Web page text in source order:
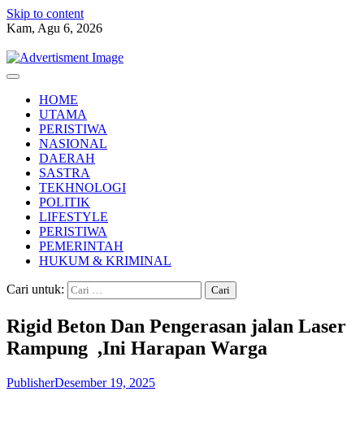
Skip to content
Kam, Agu 6, 2026
HOME
UTAMA
PERISTIWA
NASIONAL
DAERAH
SASTRA
TEKHNOLOGI
POLITIK
LIFESTYLE
PERISTIWA
PEMERINTAH
HUKUM & KRIMINAL
Cari untuk:
Rigid Beton Dan Pengerasan jalan Laser
Rampung ,Ini Harapan Warga
PublisherDesember 19, 2025